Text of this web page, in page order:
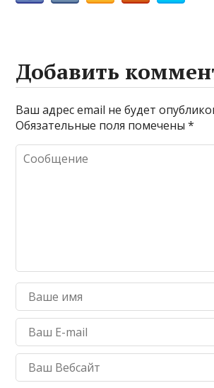
Добавить
Ваш адрес email не будет
Обязательные поля помечены*